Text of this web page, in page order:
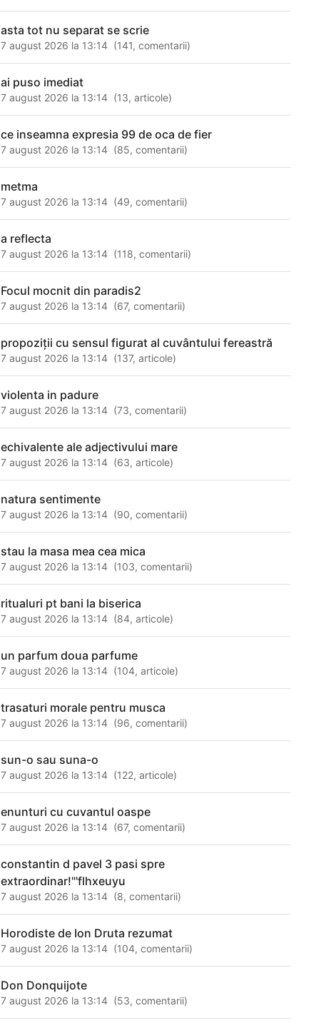
asta tot nu separat se scrie
7 august 2026 la 13:14 (141,comentarii)
ai puso imediat
7 august 2026 la 13:14 (13,articole)
ce inseamna expresia 99 de oca de fier
7 august 2026 la 13:14 (85,comentarii)
metma
7 august 2026 la 13:14 (49,comentarii)
a reflecta
7 august 2026 la 13:14 (118,comentarii)
Focul mocnit din paradis2
7 august 2026 la 13:14 (67,comentarii)
propoziții cu sensul figurat al cuvântului fereastră
7 august 2026 la 13:14 (137,articole)
violenta in padure
7 august 2026 la 13:14 (73,comentarii)
echivalente ale adjectivului mare
7 august 2026 la 13:14 (63,articole)
natura sentimente
7 august 2026 la 13:14 (90,comentarii)
stau la masa mea cea mica
7 august 2026 la 13:14 (103,comentarii)
ritualuri pt bani la biserica
7 august 2026 la 13:14 (84,articole)
un parfum doua parfume
7 august 2026 la 13:14 (104,articole)
trasaturi morale pentru musca
7 august 2026 la 13:14 (96,comentarii)
sun-o sau suna-o
7 august 2026 la 13:14 (122,articole)
enunturi cu cuvantul oaspe
7 august 2026 la 13:14 (67,comentarii)
constantin d pavel 3 pasi spre
extraordinar!"'flhxeuyu
7 august 2026 la 13:14 (8,comentarii)
Horodiste de Ion Druta rezumat
7 august 2026 la 13:14 (104,comentarii)
Don Donquijote
7 august 2026 la 13:14 (53,comentarii)